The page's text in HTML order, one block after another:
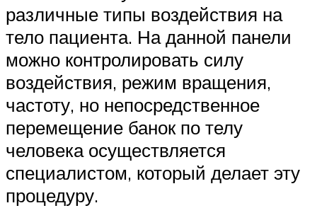
различные типы воздействия на
тело пациента. На данной панели
можно контролировать силу
воздействия, режим вращения,
частоту, но непосредственное
перемещение банок по телу
человека осуществляется
специалистом, который делает эту
процедуру.